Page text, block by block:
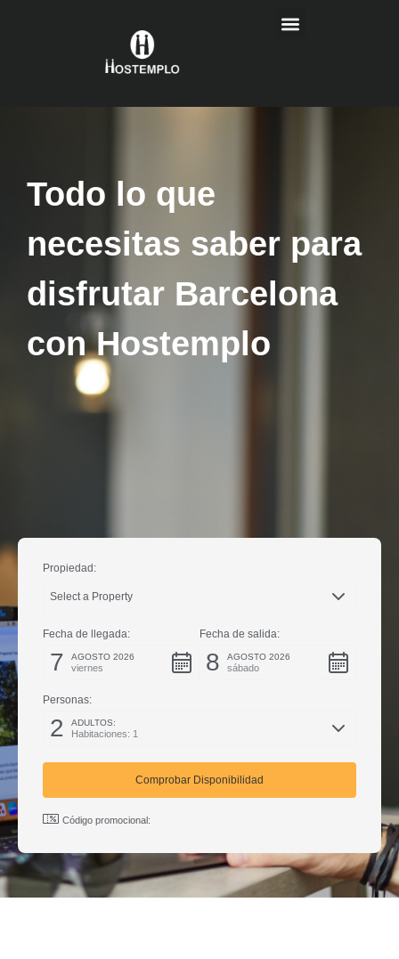
Todo lo que
necesitas saber para
disfrutar Barcelona
con Hostemplo
Propiedad:
Select a Property
Fecha de llegada:
7 AGOSTO 2026
viernes
Fecha de salida:
8 AGOSTO 2026
sábado
Personas:
2 ADULTOS:
Habitaciones: 1
Código promocional: